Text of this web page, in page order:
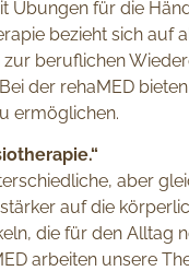
Übungen für die
bezieht sich auf
beruflichen
der rehaMED
ermöglichen.
aber
auf die
die für den Alltag
arbeiten unsere